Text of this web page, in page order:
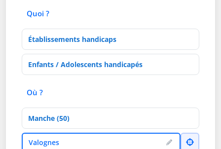
Quoi ?
Type d'établissement
Activités de soins
Où ?
Département
VilleValognes